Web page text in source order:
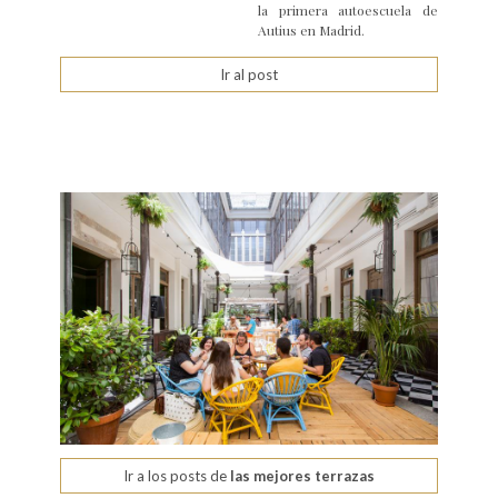
la primera autoescuela de
Autius en Madrid.
Ir al post
Ir a los posts de las mejores terrazas